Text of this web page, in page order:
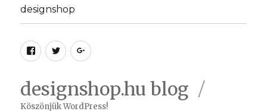
designshop
Facebook
TwitterGoogle
designshop.hu blog
Köszönjük WordPress!